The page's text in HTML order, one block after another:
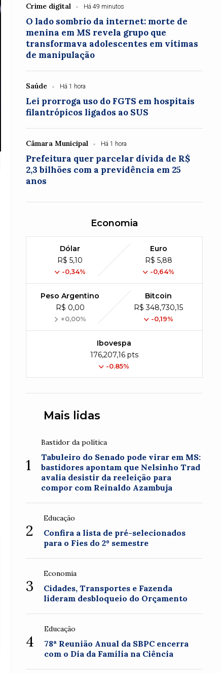
Crime digital Há 49 minutos
O lado sombrio da internet: morte de
menina em MS revela grupo que
transformava adolescentes em vítimas
de manipulação
Saúde Há 1 hora
Lei prorroga uso do FGTS em hospitais
filantrópicos ligados ao SUS
Câmara Municipal Há 1 hora
Prefeitura quer parcelar dívida de R$
2,3 bilhões com a previdência em 25
anos
Economia
Dólar
R$ 5,10
-0,34%
Euro
R$ 5,88
-0,64%
Peso Argentino
R$ 0,00
+0,00%
Bitcoin
R$ 348,730,15
-0,19%
Ibovespa
176,207,16 pts
-0.85%
Mais lidas
1
Bastidor da política
Tabuleiro do Senado pode virar em MS:
bastidores apontam que Nelsinho Trad
avalia desistir da reeleição para
compor com Reinaldo Azambuja
2
Educação
Confira a lista de pré-selecionados
para o Fies do 2º semestre
3
Economia
Cidades, Transportes e Fazenda
lideram desbloqueio do Orçamento
4
Educação
78ª Reunião Anual da SBPC encerra
com o Dia da Família na Ciência